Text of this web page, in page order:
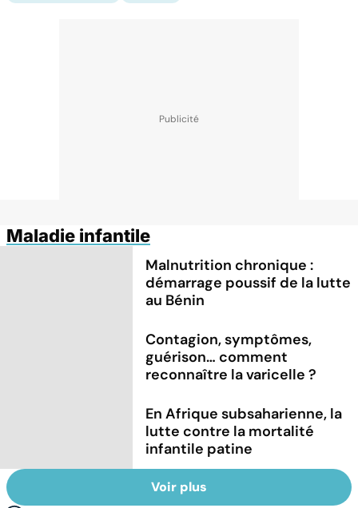
Maladie infantile
Malnutrition chronique :
démarrage poussif de la lutte
au Bénin
Contagion, symptômes,
guérison… comment
reconnaître la varicelle ?
En Afrique subsaharienne, la
lutte contre la mortalité
infantile patine
Voir plus